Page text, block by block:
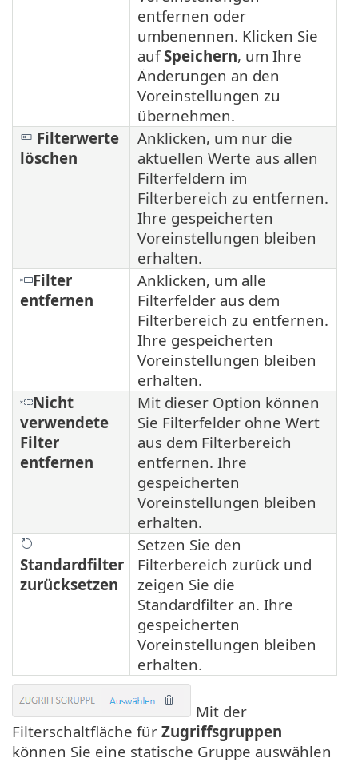
entfernen oder
umbenennen. Klicken Sie
aufSpeichern, um Ihre
Änderungen an den
Voreinstellungen zu
übernehmen.
Filterwerte
löschen
Anklicken, um nur die
aktuellen Werte aus allen
Filterfeldern im
Filterbereich zu entfernen.
Ihre gespeicherten
Voreinstellungen bleiben
erhalten.
Filter
entfernen
Anklicken, um alle
Filterfelder aus dem
Filterbereich zu entfernen.
Ihre gespeicherten
Voreinstellungen bleiben
erhalten.
Nicht
verwendete
Filter
entfernen
Mit dieser Option können
Sie Filterfelder ohne Wert
aus dem Filterbereich
entfernen. Ihre
gespeicherten
Voreinstellungen bleiben
erhalten.
Standardfilter
zurücksetzen
Setzen Sie den
Filterbereich zurück und
zeigen Sie die
Standardfilter an. Ihre
gespeicherten
Voreinstellungen bleiben
erhalten.
Mit der
Filterschaltfläche für Zugriffsgruppen
können Sie eine statische Gruppe auswählen